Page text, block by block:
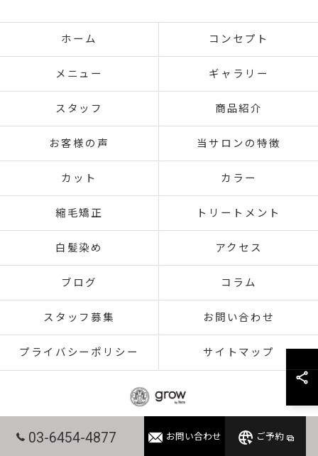
03-6454-4877 お問い合わせ ご予約
ホーム コンセプト
メニュー ギャラリー
スタッフ 商品紹介
お客様の声 当サロンの特徴
カット カラー
縮毛矯正 トリートメント
白髪染め アクセス
ブログ コラム
スタッフ募集 お問い合わせ
プライバシーポリシー サイトマップ
© 2026 東京都赤羽の美容室ならgrow 赤羽 ALL RIGHTS RESERVED.